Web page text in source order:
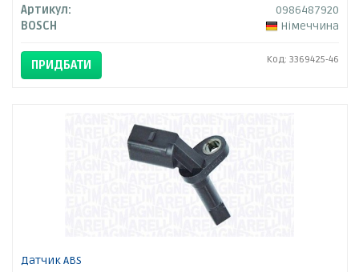
Артикул:
0986487920
BOSCH
Німеччина
ПРИДБАТИ Код: 3369425-46
Датчик ABS